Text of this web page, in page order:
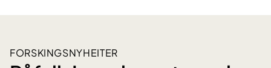
FORSKINGSNYHEITER